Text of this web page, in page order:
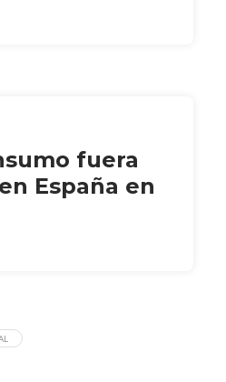
fuera
España en